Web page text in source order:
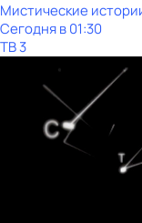
Мистические
Сегодня в 01:30
ТВ 3